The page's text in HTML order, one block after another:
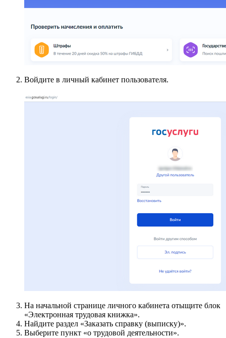
Войдите в личный кабинет пользователя.
На начальной странице личного кабинета отыщите блок
«Электронная трудовая книжка».
Найдите раздел «Заказать справку (выписку)».
Выберите пункт «о трудовой деятельности».